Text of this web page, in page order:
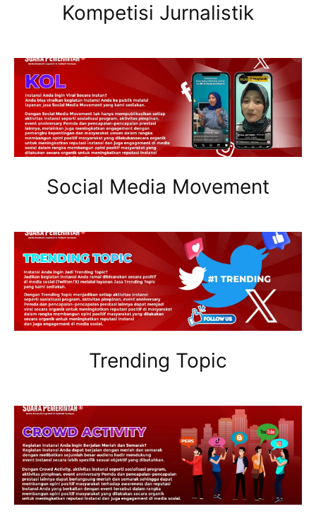
Kompetisi Jurnalistik
Social Media Movement
Trending Topic